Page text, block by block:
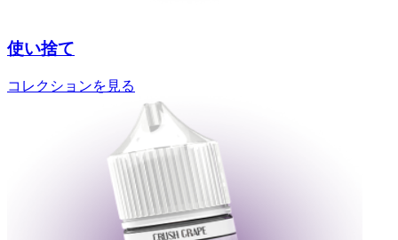
使い捨て
コレクションを見る